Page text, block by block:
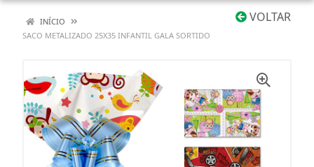
VOLTAR
INÍCIO
SACO METALIZADO 25X35 INFANTIL GALA SORTIDO